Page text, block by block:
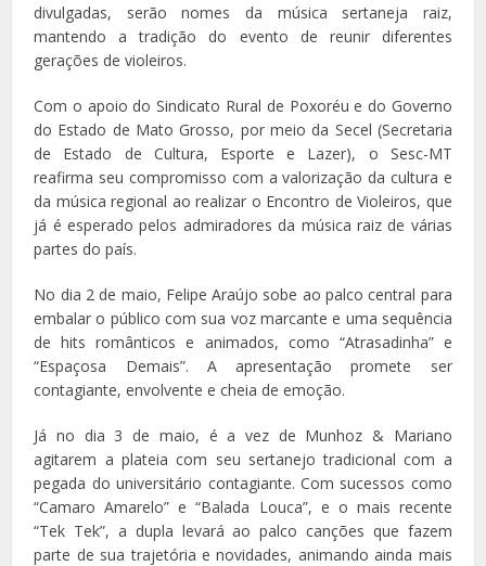
divulgadas, serão nomes da música sertaneja raiz,
mantendo a tradição do evento de reunir diferentes
gerações de violeiros.
Com o apoio do Sindicato Rural de Poxoréu e do Governo
do Estado de Mato Grosso, por meio da Secel (Secretaria
de Estado de Cultura, Esporte e Lazer), o Sesc-MT
reafirma seu compromisso com a valorização da cultura e
da música regional ao realizar o Encontro de Violeiros, que
já é esperado pelos admiradores da música raiz de várias
partes do país.
No dia 2 de maio, Felipe Araújo sobe ao palco central para
embalar o público com sua voz marcante e uma sequência
de hits românticos e animados, como “Atrasadinha” e
“Espaçosa Demais”. A apresentação promete ser
contagiante, envolvente e cheia de emoção.
Já no dia 3 de maio, é a vez de Munhoz & Mariano
agitarem a plateia com seu sertanejo tradicional com a
pegada do universitário contagiante. Com sucessos como
“Camaro Amarelo” e “Balada Louca”, e o mais recente
“Tek Tek”, a dupla levará ao palco canções que fazem
parte de sua trajetória e novidades, animando ainda mais